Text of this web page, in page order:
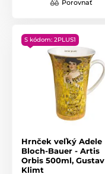
Porovnať
S kódom: 2PLUS1
Hrnček veľký Adele
Bloch-Bauer - Artis
Orbis 500ml, Gustav
Klimt